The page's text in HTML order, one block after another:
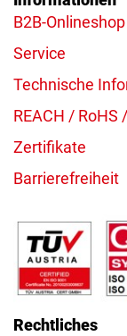
B2B-Onlineshop
Service
Technische
REACH / RoHS
Zertifikate
Barrierefreiheit
Rechtliches